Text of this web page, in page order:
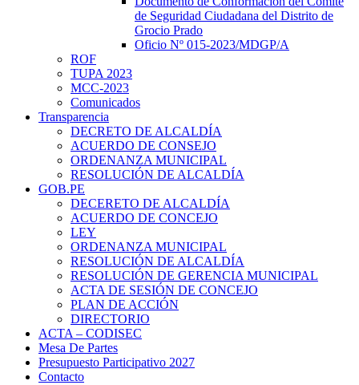
de Seguridad Ciudadana del Distrito de
Grocio Prado
Oficio Nº 015-2023/MDGP/A
ROF
TUPA 2023
MCC-2023
Comunicados
Transparencia
DECRETO DE ALCALDÍA
ACUERDO DE CONSEJO
ORDENANZA MUNICIPAL
RESOLUCIÓN DE ALCALDÍA
GOB.PE
DECERETO DE ALCALDÍA
ACUERDO DE CONCEJO
LEY
ORDENANZA MUNICIPAL
RESOLUCIÓN DE ALCALDÍA
RESOLUCIÓN DE GERENCIA MUNICIPAL
ACTA DE SESIÓN DE CONCEJO
PLAN DE ACCIÓN
DIRECTORIO
ACTA – CODISEC
Mesa De Partes
Presupuesto Participativo 2027
Contacto